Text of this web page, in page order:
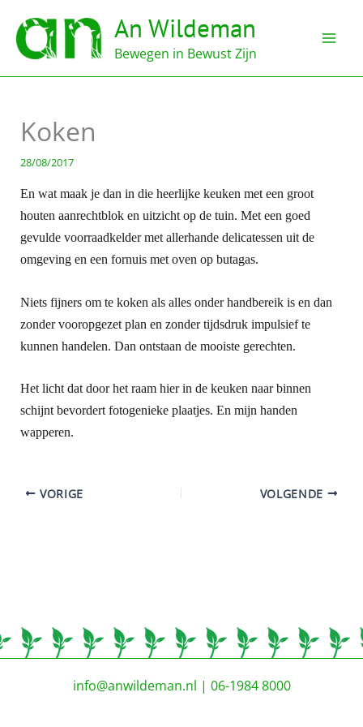
naar
inhoud
An Wildeman
Bewegen in Bewust Zijn
Koken
28/08/2017
En wat maak je dan in die heerlijke keuken met een groot
houten aanrechtblok en uitzicht op de tuin. Met een goed
gevulde voorraadkelder met allerhande delicatessen uit de
omgeving en een fornuis met oven op butagas.
Niets fijners om te koken als alles onder handbereik is en dan
zonder vooropgezet plan en zonder tijdsdruk impulsief te
kunnen handelen. Dan ontstaan de mooiste gerechten.
Het licht dat door het raam hier in de keuken naar binnen
schijnt bevordert fotogenieke plaatjes. En mijn handen
wapperen.
VORIGE VOLGENDE
info@anwildeman.nl | 06-1984 8000